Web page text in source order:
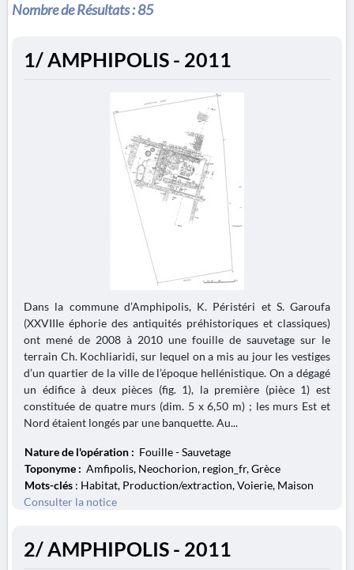
Nombre de Résultats :85
1/ AMPHIPOLIS - 2011
Dans la commune d’Amphipolis, K. Péristéri et S. Garoufa
(XXVIIIe éphorie des antiquités préhistoriques et classiques)
ont mené de 2008 à 2010 une fouille de sauvetage sur le
terrain Ch. Kochliaridi, sur lequel on a mis au jour les vestiges
d’un quartier de la ville de l’époque hellénistique. On a dégagé
un édifice à deux pièces (fig. 1), la première (pièce 1) est
constituée de quatre murs (dim. 5 x 6,50 m) ; les murs Est et
Nord étaient longés par une banquette. Au...
Nature de l'opération : Fouille - Sauvetage
Toponyme : Amfipolis, Neochorion, region_fr, Grèce
Mots-clés : Habitat, Production/extraction, Voierie, Maison
Consulter la notice
2/ AMPHIPOLIS - 2011